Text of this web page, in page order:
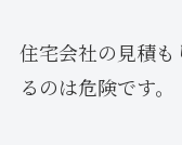
住宅会社の見積
るのは危険です。